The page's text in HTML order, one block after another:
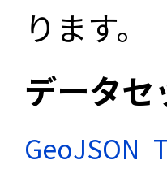
ります。
データセ
GeoJSON